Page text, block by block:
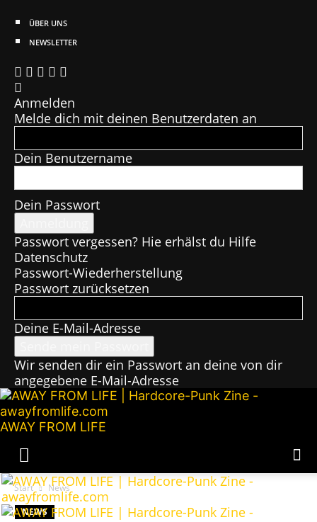
ÜBER UNS
NEWSLETTER
Anmelden
Melde dich mit deinen Benutzerdaten an
Dein Benutzername
Dein Passwort
Passwort vergessen? Hie erhälst du Hilfe
Datenschutz
Passwort-Wiederherstellung
Passwort zurücksetzen
Deine E-Mail-Adresse
Wir senden dir ein Passwort an deine von dir
angegebene E-Mail-Adresse
AWAY FROM LIFE
Start
News
NEWS